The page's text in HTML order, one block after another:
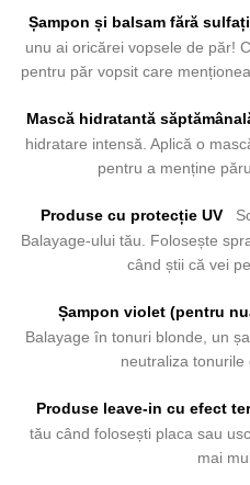
Șampon și balsam fără sulfați
unu ai oricărei vopsele de păr!
pentru păr vopsit care
Mască hidratantă
hidratare intensă. Aplică o
pentru a menține
Produse cu protecție UV
Balayage-ului tău. Folosește
când știi că vei
Șampon violet (pentru
Balayage în tonuri blonde, un
neutraliza
Produse leave-in cu efect
tău când folosești placa sau
mai